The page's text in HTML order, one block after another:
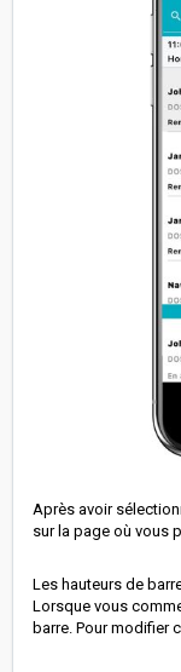
Après avoir
sur la page où vous
Les hauteurs de
Lorsque vous
barre. Pour modifier